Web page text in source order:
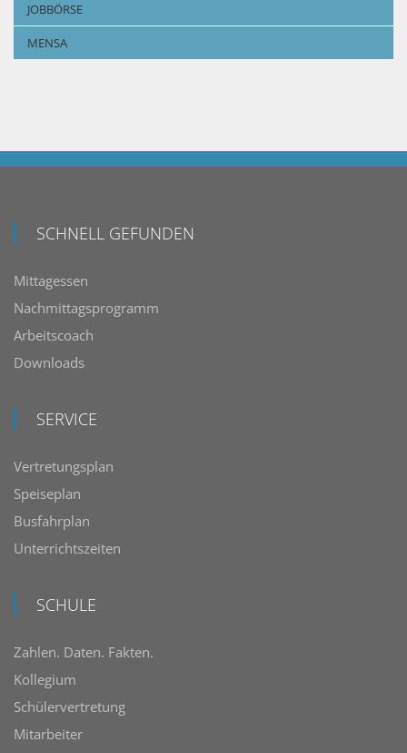
JOBBÖRSE
MENSA
SCHNELL GEFUNDEN
Mittagessen
Nachmittagsprogramm
Arbeitscoach
Downloads
SERVICE
Vertretungsplan
Speiseplan
Busfahrplan
Unterrichtszeiten
SCHULE
Zahlen. Daten. Fakten.
Kollegium
Schülervertretung
Mitarbeiter